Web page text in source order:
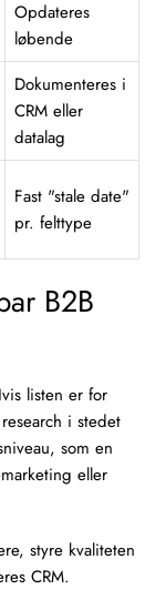
Opdateres
løbende
Dokumenteres i
CRM eller
datalag
Fast "stale date"
pr. felttype
B2B
listen er for
i stedet
som en
eller
styre kvaliteten
CRM.